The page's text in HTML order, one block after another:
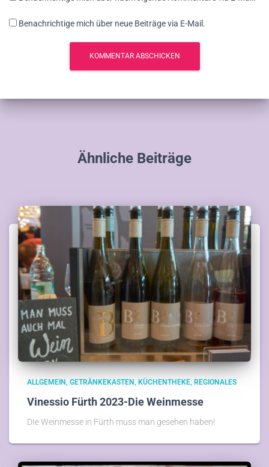
Benachrichtige mich über neue Beiträge via E-Mail.
Ähnliche Beiträge
ALLGEMEIN GETRÄNKEKASTEN KÜCHENTHEKE REGIONALES
Vinessio Fürth 2023-Die Weinmesse
DIe Weinmesse in Fürth muss man gesehen haben!